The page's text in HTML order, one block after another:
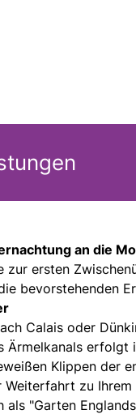
an die
zur ersten
bevorstehenden
Calais oder
Ärmelkanals
Klippen der
zu
"Garten